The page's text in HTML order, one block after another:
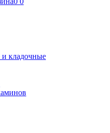
кладочные